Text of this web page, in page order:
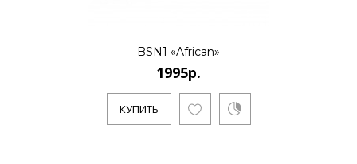
BSN1 «African»
1995р.
КУПИТЬ